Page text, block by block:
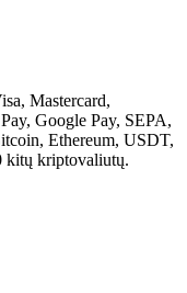
Mastercard,
Google Pay, SEPA,
Ethereum, USDT,
kitų kriptovaliutų.